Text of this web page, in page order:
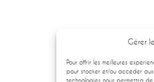
Gérer
Pour offrir les meilleures
pour stocker et/ou accéder
technologies nous permettra